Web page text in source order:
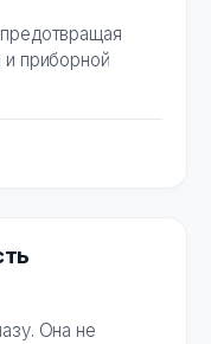
приборной
Она не